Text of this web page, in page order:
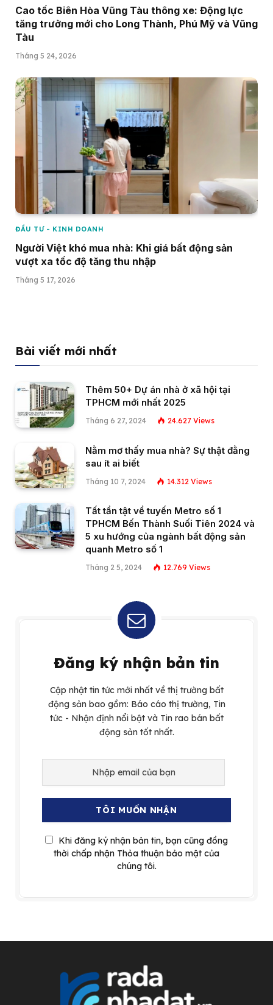
Cao tốc Biên Hòa Vũng Tàu thông xe: Động lực
tăng trưởng mới cho Long Thành, Phú Mỹ và Vũng
Tàu
Tháng 5 24, 2026
ĐẦU TƯ - KINH DOANH
Người Việt khó mua nhà: Khi giá bất động sản
vượt xa tốc độ tăng thu nhập
Tháng 5 17, 2026
Bài viết mới nhất
Thêm 50+ Dự án nhà ở xã hội tại
TPHCM mới nhất 2025
Tháng 6 27, 2024 24.627 Views
Nằm mơ thấy mua nhà? Sự thật đằng
sau ít ai biết
Tháng 10 7, 2024 14.312 Views
Tất tần tật về tuyến Metro số 1
TPHCM Bến Thành Suối Tiên 2024 và
5 xu hướng của ngành bất động sản
quanh Metro số 1
Tháng 2 5, 2024 12.769 Views
Đăng ký nhận bản tin
Cập nhật tin tức mới nhất về thị trường bất
động sản bao gồm: Báo cáo thị trường, Tin
tức - Nhận định nổi bật và Tin rao bán bất
động sản tốt nhất.
Khi đăng ký nhận bản tin, bạn cũng đồng
thời chấp nhận Thỏa thuận bảo mật của
chúng tôi.